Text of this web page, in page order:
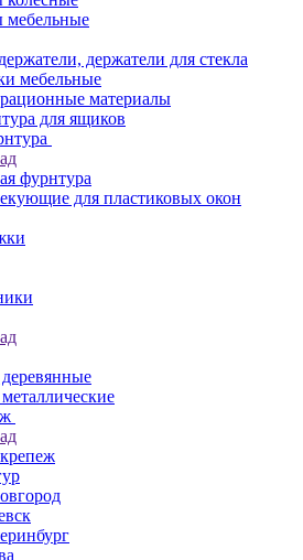
держатели для стекла
мебельные
материалы
для ящиков
фурнтура
для пластиковых окон